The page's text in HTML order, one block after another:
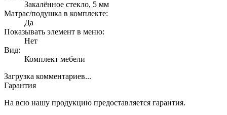
Закалённое стекло, 5 мм
Матрас/подушка в комплекте:
Да
Показывать элемент в меню:
Нет
Вид:
Комплект мебели
Загрузка комментариев...
Гарантия
На всю нашу продукцию предоставляется гарантия.